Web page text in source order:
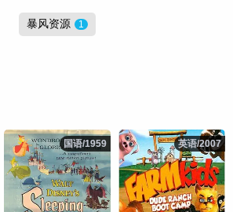
暴风资源 1
国语/1959
国语/1959 英语/2007
英语/2007